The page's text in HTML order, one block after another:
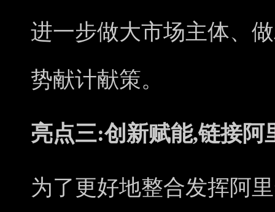
进一步做大市场主体、
势献计献策。
亮点三:创新赋能,链接阿
为了更好地整合发挥阿